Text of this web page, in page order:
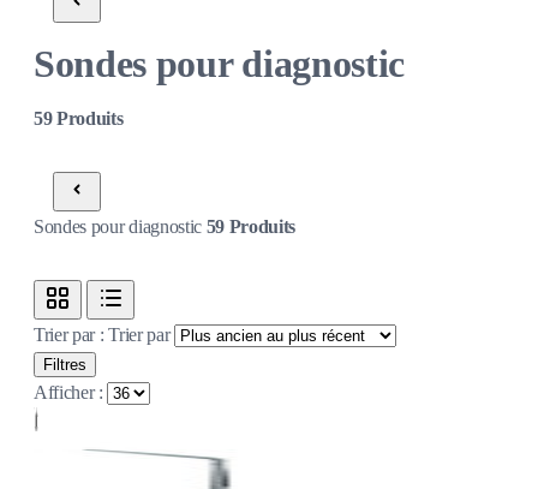
Sondes pour diagnostic
59Produits
Sondes pour diagnostic 59 Produits
Trier par :Trier par
Filtres
Afficher :